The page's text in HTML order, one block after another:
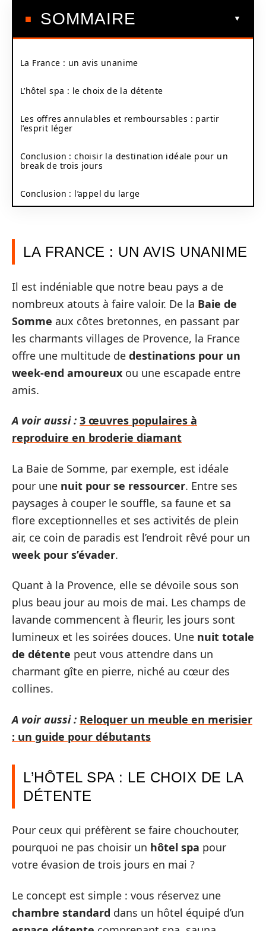
SOMMAIRE
La France : un avis unanime
L’hôtel spa : le choix de la détente
Les offres annulables et remboursables : partir
l’esprit léger
Conclusion : choisir la destination idéale pour un
break de trois jours
Conclusion : l’appel du large
LA FRANCE : UN AVIS UNANIME
Il est indéniable que notre beau pays a de
nombreux atouts à faire valoir. De la Baie de
Somme aux côtes bretonnes, en passant par
les charmants villages de Provence, la France
offre une multitude de destinations pour un
week-end amoureux ou une escapade entre
amis.
A voir aussi : 3 œuvres populaires à
reproduire en broderie diamant
La Baie de Somme, par exemple, est idéale
pour une nuit pour se ressourcer. Entre ses
paysages à couper le souffle, sa faune et sa
flore exceptionnelles et ses activités de plein
air, ce coin de paradis est l’endroit rêvé pour un
week pour s’évader.
Quant à la Provence, elle se dévoile sous son
plus beau jour au mois de mai. Les champs de
lavande commencent à fleurir, les jours sont
lumineux et les soirées douces. Une nuit totale
de détente peut vous attendre dans un
charmant gîte en pierre, niché au cœur des
collines.
A voir aussi : Reloquer un meuble en merisier
: un guide pour débutants
L’HÔTEL SPA : LE CHOIX DE LA
DÉTENTE
Pour ceux qui préfèrent se faire chouchouter,
pourquoi ne pas choisir un hôtel spa pour
votre évasion de trois jours en mai ?
Le concept est simple : vous réservez une
chambre standard dans un hôtel équipé d’un